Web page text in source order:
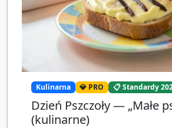
Kulinarna 💎 PRO 📋 Standardy
Dzień Pszczoły — „Małe
(kulinarne)